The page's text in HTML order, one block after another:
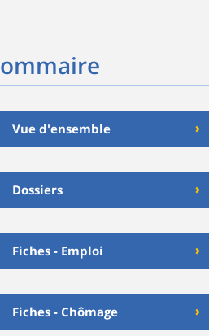
Vue d'ensemble
Dossiers
Fiches - Emploi
Fiches - Chômage